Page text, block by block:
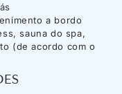
a bordo
sauna do spa,
(de acordo com o